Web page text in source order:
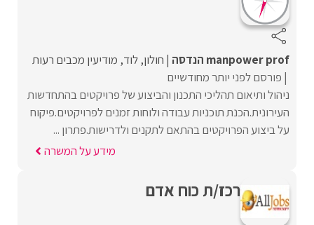
manpower prof הנדסה חולון לוד מודיעין מכבים רעות
פורסם לפני יותר מחודשיים
ניהול ותיאום תהליכי התכנון והביצוע של פרויקטים בהתחדשות
העירונית.הכנת תוכניות עבודה ולוחות זמנים לפרויקטים.פיקוח
על ביצוע הפרויקטים בהתאם לתקנים ולדרישות.פתרון ...
מידע על המשרה
רכז/ת כוח אדם